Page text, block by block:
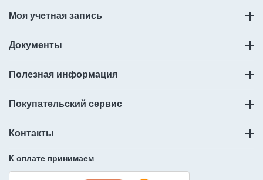
Моя учетная запись
Документы
Полезная информация
Покупательский сервис
Контакты
К оплате принимаем